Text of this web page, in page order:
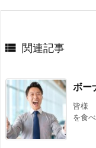
 関連記事
ボー
皆様
を食